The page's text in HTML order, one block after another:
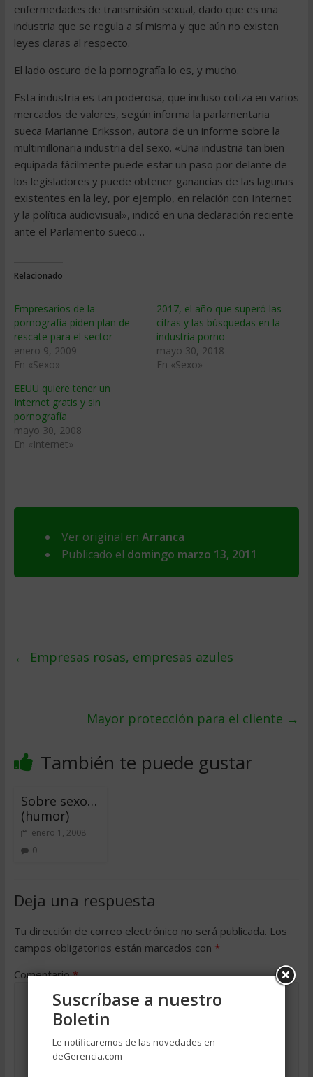
enfermedades de transmisión sexual, dado que es una
industria que se regula a sí misma y que aún no existen
leyes claras al respecto.
El lado oscuro de la pornografía lo es, y mucho.
Esta industria es tan poderosa, que incluso cotiza en varios
mercados de valores, según informa la parlamentaria
sueca Marianne Eriksson, autora de un informe sobre la
multimillonaria industria del sexo. «Una industria tan bien
equipada fácilmente puede estar un paso por delante de
los legisladores y puede obtener ganancias de las lagunas
existentes en la ley, por ejemplo, en relación con Internet
y la política audiovisual», indicó en una declaración reciente
ante el Parlamento sueco…
Relacionado
Empresarios de la
pornografí­a piden plan de
rescate para el sector
enero 9, 2009
En «Sexo»
2017, el año que superó las
cifras y las búsquedas en la
industria porno
mayo 30, 2018
En «Sexo»
EEUU quiere tener un
Internet gratis y sin
pornografía
mayo 30, 2008
En «Internet»
Ver original en Arranca
Publicado el domingo marzo 13, 2011
← Empresas rosas, empresas azules
Mayor protección para el cliente →
También te puede gustar
Sobre sexo…
(humor)
enero 1, 2008
0
Deja una respuesta
Tu dirección de correo electrónico no será publicada. Los
campos obligatorios están marcados con *
Comentario*
Suscríbase a nuestro
Boletin
Le notificaremos de las novedades en
deGerencia.com